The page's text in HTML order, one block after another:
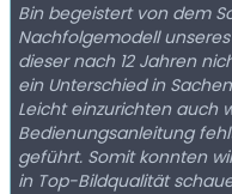
Bin begeistert von dem
Nachfolgemodell
dieser nach 12 Jahren
ein Unterschied in
Leicht einzurichten auch
Bedienungsanleitung
geführt. Somit konnten
in Top-Bildqualität